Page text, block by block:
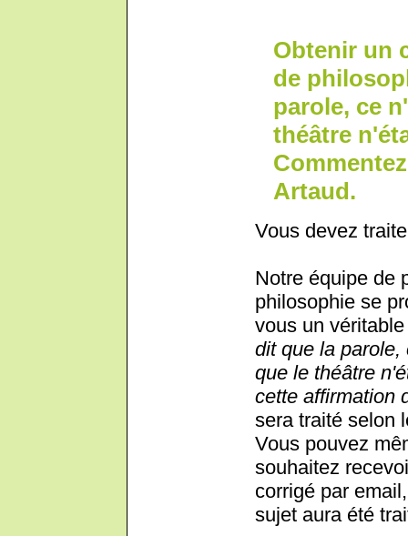
Obtenir un
de
parole, ce
théâtre
Artaud.
Vous devez
Notre équipe de
philosophie se
vous un
dit que la
que le théâtre
cette affirmation
sera traité selon
Vous pouvez
souhaitez
corrigé par
sujet aura été